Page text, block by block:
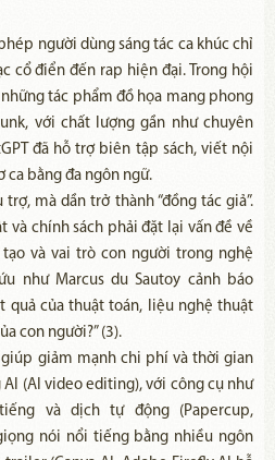
người dùng sáng tác ca khúc chỉ
cổ điển đến rap hiện đại. Trong hội
tác phẩm đồ họa mang phong
với chất lượng gần như chuyên
đã hỗ trợ biên tập sách, viết nội
ca bằng đa ngôn ngữ.
mà dần trở thành “đồng tác giả”.
chính sách phải đặt lại vấn đề về
và vai trò con người trong nghệ
như Marcus du Sautoy cảnh báo
quả của thuật toán, liệu nghệ thuật
con người?” (3).
giúp giảm mạnh chi phí và thời gian
(AI video editing), với công cụ như
và dịch tự động (Papercup,
nói nổi tiếng bằng nhiều ngôn